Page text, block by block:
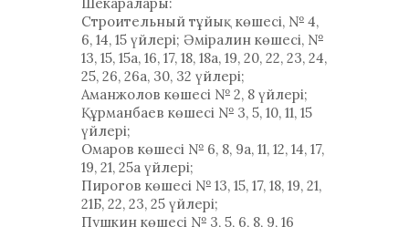
Строительный тұйық көшесі, № 4,
6, 14, 15 үйлері; Әміралин көшесі, №
13, 15, 15а, 16, 17, 18, 18а, 19, 20, 22, 23, 24,
25, 26, 26а, 30, 32 үйлері;
Аманжолов көшесі № 2, 8 үйлері;
Құрманбаев көшесі № 3, 5, 10, 11, 15
үйлері;
Омаров көшесі № 6, 8, 9а, 11, 12, 14, 17,
19, 21, 25a үйлері;
Пирогов көшесі № 13, 15, 17, 18, 19, 21,
21Б, 22, 23, 25 үйлері;
Пушкин көшесі № 3, 5, 6, 8, 9, 16